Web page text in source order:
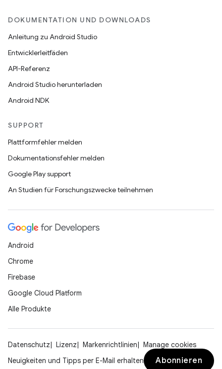
DOKUMENTATION UND DOWNLOADS
Anleitung zu Android Studio
Entwicklerleitfäden
API-Referenz
Android Studio herunterladen
Android NDK
SUPPORT
Plattformfehler melden
Dokumentationsfehler melden
Google Play support
An Studien für Forschungszwecke teilnehmen
Android
Chrome
Firebase
Google Cloud Platform
Alle Produkte
Datenschutz Lizenz Markenrichtlinien
Manage cookies
Neuigkeiten und Tipps per E-Mail erhalten
Abonnieren